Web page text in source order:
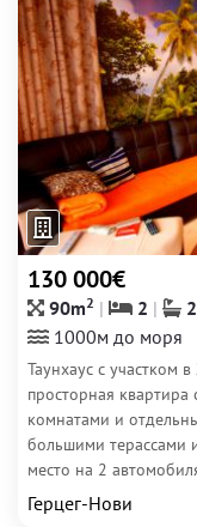
130 000€
90m2 2
2
1000м до моря
Таунхаус с участком
просторная
комнатами и
большими терассами
место на 2
Герцег-Нови